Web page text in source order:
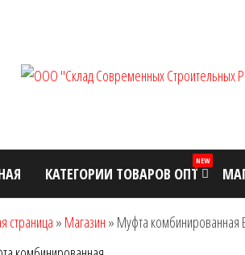
КАТЕГОРИИ ТОВАРОВ ОПТ
NEW
страница » Магазин » Муфта комбинированная